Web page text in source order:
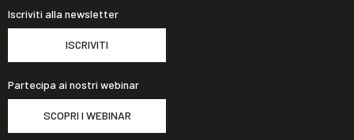
Iscriviti alla newsletter
ISCRIVITI
Partecipa ai nostri webinar
SCOPRI I WEBINAR